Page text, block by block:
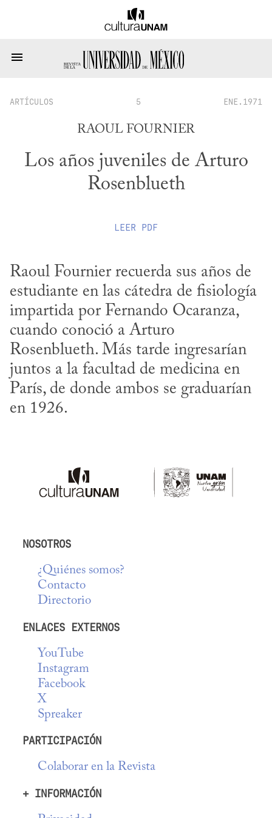
ARTÍCULOS 5 ENE.1971
RAOUL FOURNIER
Los años juveniles de Arturo
Rosenblueth
LEER PDF
Raoul Fournier recuerda sus años de
estudiante en las cátedra de fisiología
impartida por Fernando Ocaranza,
cuando conoció a Arturo
Rosenblueth. Más tarde ingresarían
juntos a la facultad de medicina en
París, de donde ambos se graduarían
en 1926.
NOSOTROS
¿Quiénes somos?
Contacto
Directorio
ENLACES EXTERNOS
YouTube
Instagram
Facebook
X
Spreaker
PARTICIPACIÓN
Colaborar en la Revista
+ INFORMACIÓN